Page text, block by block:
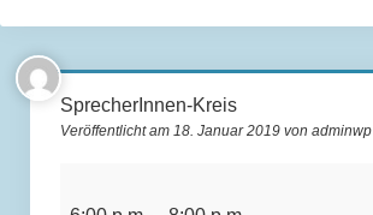
Startseite
Unterstützer*innen
Ziele & Anforderungen
SprecherInnen-Kreis
Veröffentlicht am 18. Januar 2019 von adminwp
Kreis